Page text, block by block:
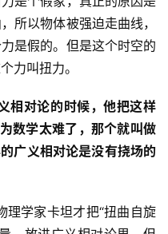
所以物体被强迫走曲线，
是假的。但是这个时空的
力叫扭力。
相对论的时候，他把这样
数学太难了，那个就叫做
广义相对论是没有挠场的
理学家卡坦才把“扭曲自旋